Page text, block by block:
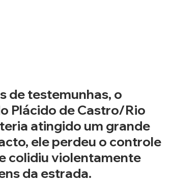
de testemunhas, o
Plácido de Castro/Rio
atingido um grande
ele perdeu o controle
colidiu violentamente
da estrada.